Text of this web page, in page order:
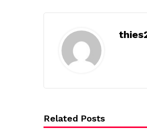
Related Posts